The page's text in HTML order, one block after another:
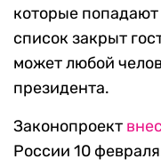
которые попадают
список закрыт
может любой
президента.
Законопроект внес
России 10